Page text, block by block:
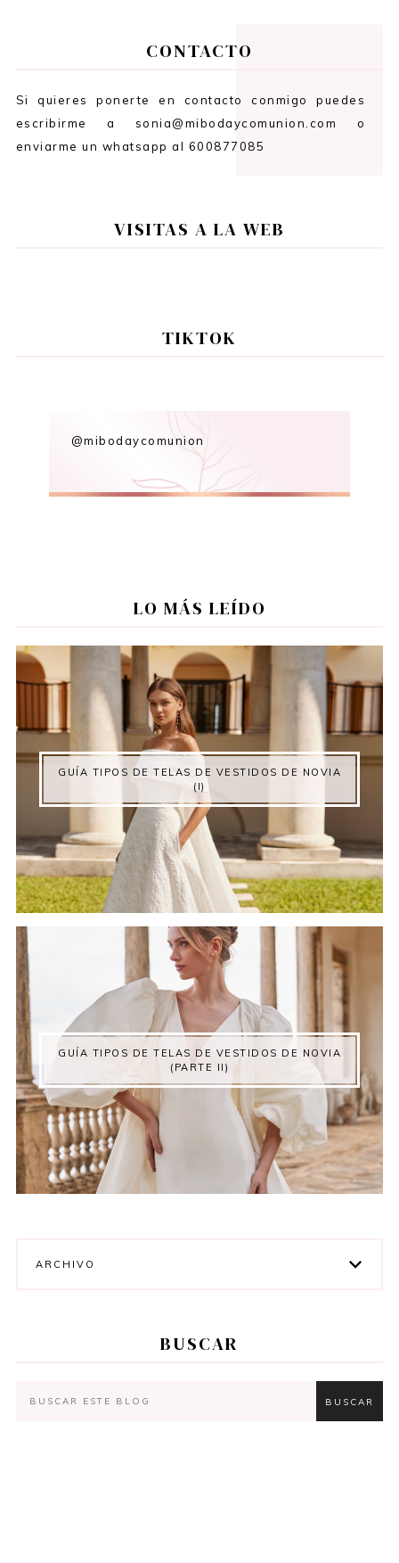
CONTACTO
Si quieres ponerte en contacto conmigo puedes
escribirme a sonia@mibodaycomunion.com o
enviarme un whatsapp al 600877085
VISITAS A LA WEB
TIKTOK
@mibodaycomunion
LO MÁS LEÍDO
GUÍA TIPOS DE TELAS DE VESTIDOS DE NOVIA
(I)
GUÍA TIPOS DE TELAS DE VESTIDOS DE NOVIA
(PARTE II)
ARCHIVO
BUSCAR